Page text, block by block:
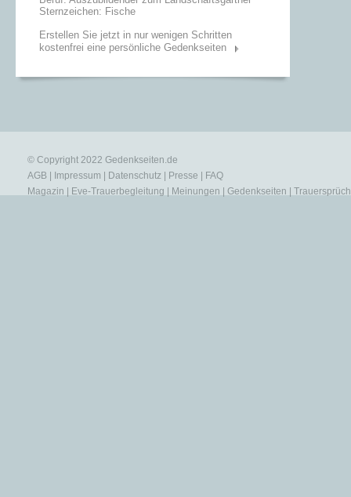
Sternzeichen: Fische
Erstellen Sie jetzt in nur wenigen Schritten
kostenfrei eine persönliche Gedenkseiten
© Copyright 2022 Gedenkseiten.de
AGB
Impressum Datenschutz Presse
FAQ
Magazin
Eve-Trauerbegleitung Meinungen Gedenkseiten